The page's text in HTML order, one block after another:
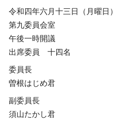
令和四年六月十三日（月曜日）
第九委員会室
午後一時開議
出席委員 十四名
委員長
曽根はじめ君
副委員長
須山たかし君